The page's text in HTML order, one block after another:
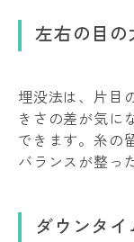
左右の目
埋没法は、片目
きさの差が気に
できます。糸の
バランスが整っ
ダウンタ